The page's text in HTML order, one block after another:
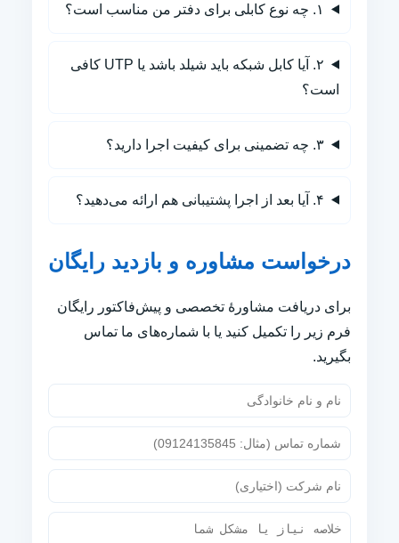
۱. چه نوع کابلی برای دفتر من مناسب است؟
۲. آیا کابل شبکه باید شیلد باشد یا UTP کافی
است؟
۳. چه تضمینی برای کیفیت اجرا دارید؟
۴. آیا بعد از اجرا پشتیبانی هم ارائه می‌دهید؟
درخواست مشاوره و بازدید رایگان
برای دریافت مشاورهٔ تخصصی و پیش‌فاکتور رایگان
فرم زیر را تکمیل کنید یا با شماره‌های ما تماس
بگیرید.